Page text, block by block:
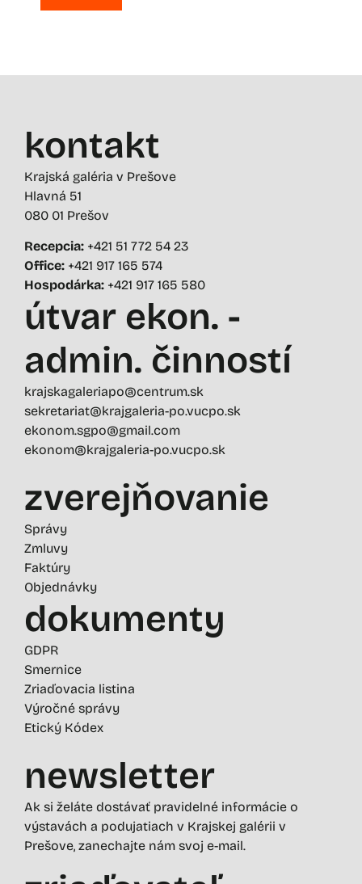
kontakt
Krajská galéria v Prešove
Hlavná 51
080 01 Prešov
Recepcia: +421 51 772 54 23
Office: +421 917 165 574
Hospodárka: +421 917 165 580
útvar ekon. -
admin. činností
krajskagaleriapo@centrum.sk
sekretariat@krajgaleria-po.vucpo.sk
ekonom.sgpo@gmail.com
ekonom@krajgaleria-po.vucpo.sk
zverejňovanie
Správy
Zmluvy
Faktúry
Objednávky
dokumenty
GDPR
Smernice
Zriaďovacia listina
Výročné správy
Etický Kódex
newsletter
Ak si želáte dostávať pravidelné informácie o
výstavách a podujatiach v Krajskej galérii v
Prešove, zanechajte nám svoj e-mail.